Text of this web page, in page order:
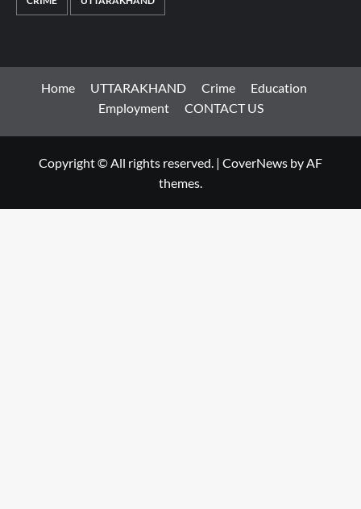
Home UTTARAKHAND Crime
Education
Employment
CONTACT US
Copyright © All rights reserved. | CoverNews by AF
themes.